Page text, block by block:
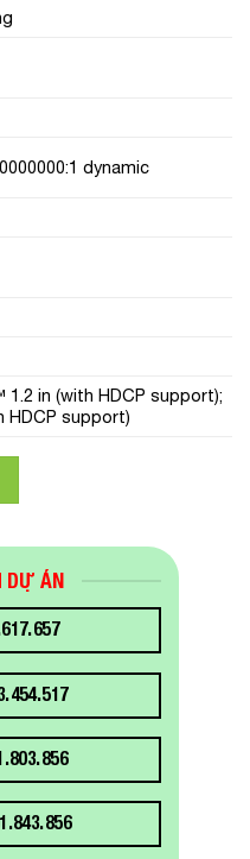
dynamic
in (with HDCP support);
HDCP support)
27Inch 2K 1Ms 165Hz
DỰ ÁN